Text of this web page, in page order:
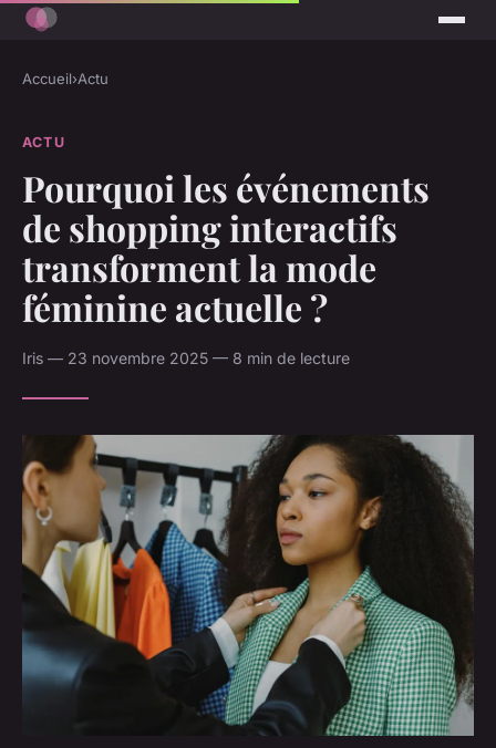
Accueil›Actu
ACTU
Pourquoi les événements
de shopping interactifs
transforment la mode
féminine actuelle ?
Iris — 23 novembre 2025 — 8 min de lecture